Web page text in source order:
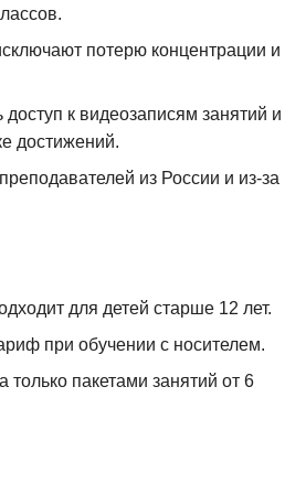
потерю концентрации и
доступ к видеозаписям занятий и
достижений.
из России и из-за
для детей старше 12 лет.
при обучении с носителем.
пакетами занятий от 6